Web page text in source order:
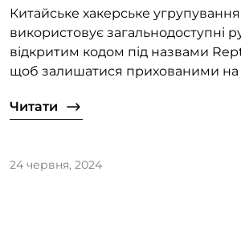
Китайське хакерське
використовує загальнодоступні
відкритим кодом під назвами
щоб залишатися прихованими на
Читати
24 червня, 2024